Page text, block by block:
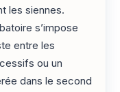
les siennes.
s’impose
entre les
ou un
dans le second